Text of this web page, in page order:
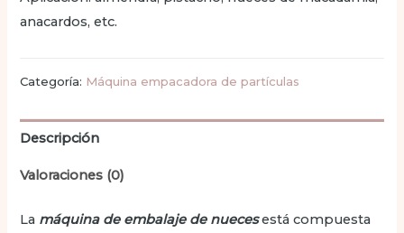
anacardos, etc.
Categoría: Máquina empacadora de partículas
Descripción
Valoraciones (0)
La máquina de embalaje de nuecesestá compuesta